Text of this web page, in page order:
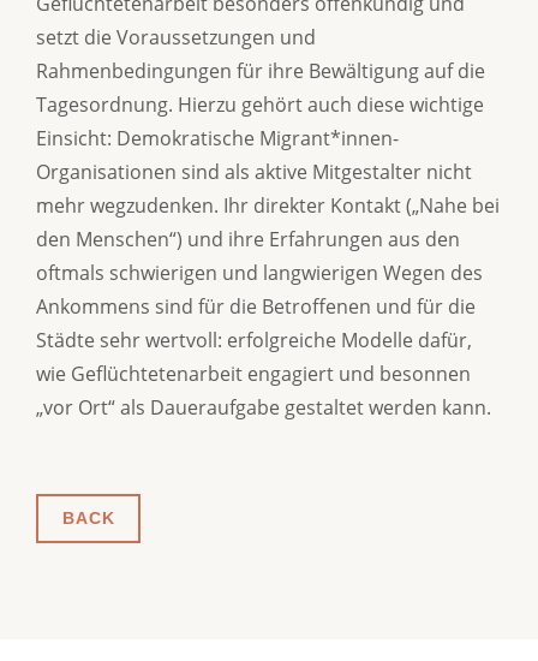
setzt die Voraussetzungen und
Rahmenbedingungen für ihre Bewältigung auf die
Tagesordnung. Hierzu gehört auch diese wichtige
Einsicht: Demokratische Migrant*innen-
Organisationen sind als aktive Mitgestalter nicht
mehr wegzudenken. Ihr direkter Kontakt („Nahe bei
den Menschen“) und ihre Erfahrungen aus den
oftmals schwierigen und langwierigen Wegen des
Ankommens sind für die Betroffenen und für die
Städte sehr wertvoll: erfolgreiche Modelle dafür,
wie Geflüchtetenarbeit engagiert und besonnen
„vor Ort“ als Daueraufgabe gestaltet werden kann.
BACK